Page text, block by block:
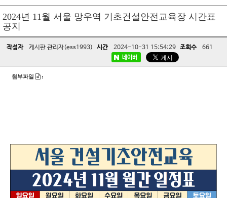
2024년 11월 서울 망우역 기초건설안전교육장 시간표
공지
작성자 게시판 관리자(ess1993) 시간 2024-10-31 15:54:29 조회수 661
네이버
첨부파일 :